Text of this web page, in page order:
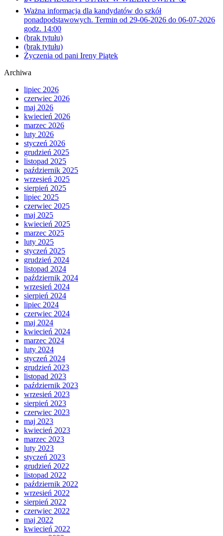
Ważna informacja dla kandydatów do szkół
ponadpodstawowych. Termin od 29-06-2026 do 06-07-2026
godz. 14:00
(brak tytułu)
(brak tytułu)
Życzenia od pani Ireny Piątek
Archiwa
lipiec 2026
czerwiec 2026
maj 2026
kwiecień 2026
marzec 2026
luty 2026
styczeń 2026
grudzień 2025
listopad 2025
październik 2025
wrzesień 2025
sierpień 2025
lipiec 2025
czerwiec 2025
maj 2025
kwiecień 2025
marzec 2025
luty 2025
styczeń 2025
grudzień 2024
listopad 2024
październik 2024
wrzesień 2024
sierpień 2024
lipiec 2024
czerwiec 2024
maj 2024
kwiecień 2024
marzec 2024
luty 2024
styczeń 2024
grudzień 2023
listopad 2023
październik 2023
wrzesień 2023
sierpień 2023
czerwiec 2023
maj 2023
kwiecień 2023
marzec 2023
luty 2023
styczeń 2023
grudzień 2022
listopad 2022
październik 2022
wrzesień 2022
sierpień 2022
czerwiec 2022
maj 2022
kwiecień 2022